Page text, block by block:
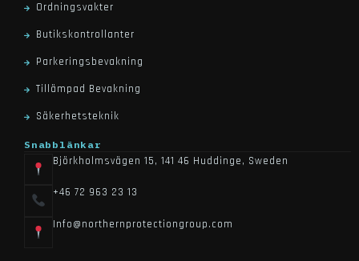
Ordningsvakter
Butikskontrollanter
Parkeringsbevakning
Tillämpad Bevakning
Säkerhetsteknik
Snabblänkar
Björkholmsvägen 15, 141 46 Huddinge, Sweden
+46 72 963 23 13
Info@northernprotectiongroup.com